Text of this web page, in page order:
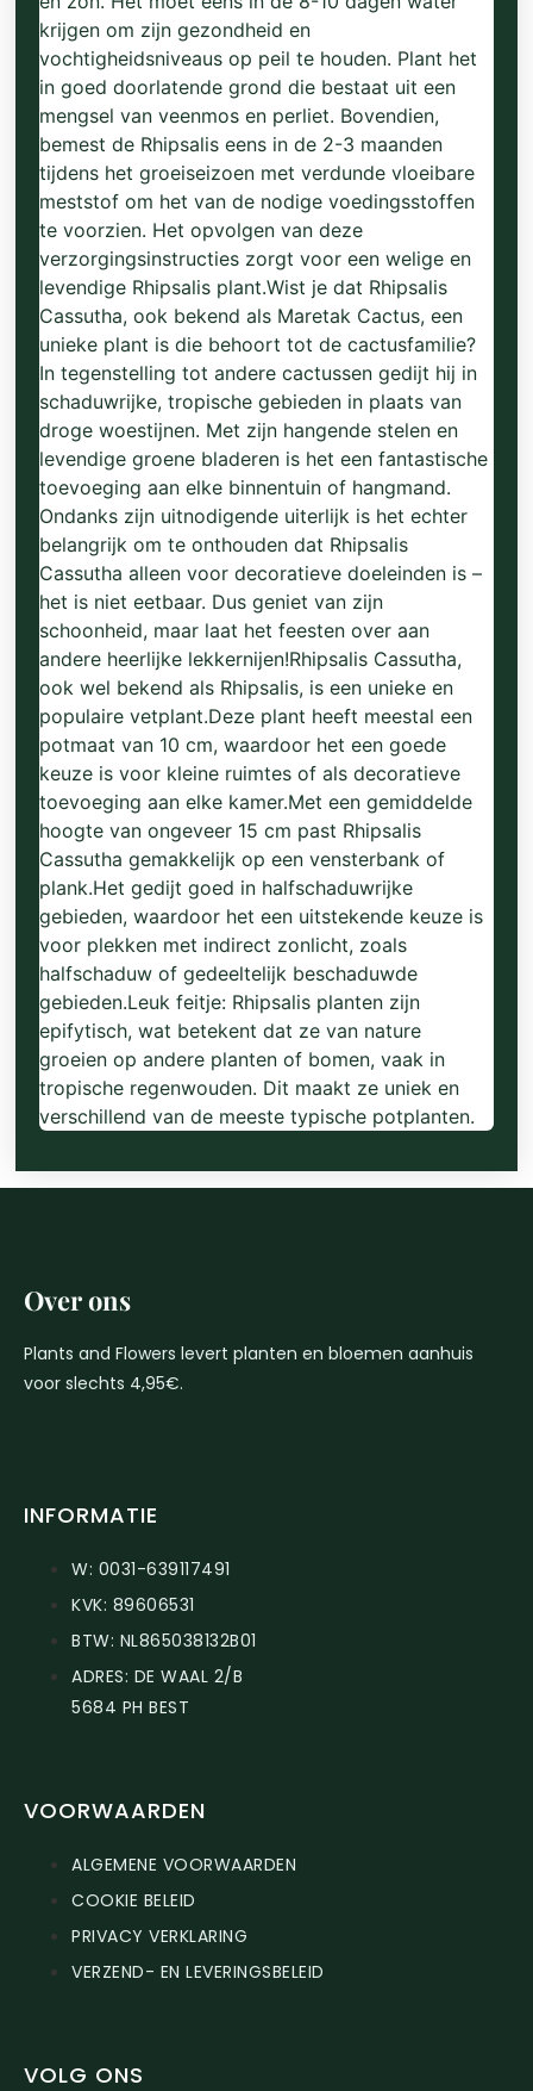
krijgen om zijn gezondheid en
vochtigheidsniveaus op peil te houden. Plant het
in goed doorlatende grond die bestaat uit een
mengsel van veenmos en perliet. Bovendien,
bemest de Rhipsalis eens in de 2-3 maanden
tijdens het groeiseizoen met verdunde vloeibare
meststof om het van de nodige voedingsstoffen
te voorzien. Het opvolgen van deze
verzorgingsinstructies zorgt voor een welige en
levendige Rhipsalis plant.Wist je dat Rhipsalis
Cassutha, ook bekend als Maretak Cactus, een
unieke plant is die behoort tot de cactusfamilie?
In tegenstelling tot andere cactussen gedijt hij in
schaduwrijke, tropische gebieden in plaats van
droge woestijnen. Met zijn hangende stelen en
levendige groene bladeren is het een fantastische
toevoeging aan elke binnentuin of hangmand.
Ondanks zijn uitnodigende uiterlijk is het echter
belangrijk om te onthouden dat Rhipsalis
Cassutha alleen voor decoratieve doeleinden is –
het is niet eetbaar. Dus geniet van zijn
schoonheid, maar laat het feesten over aan
andere heerlijke lekkernijen!Rhipsalis Cassutha,
ook wel bekend als Rhipsalis, is een unieke en
populaire vetplant.Deze plant heeft meestal een
potmaat van 10 cm, waardoor het een goede
keuze is voor kleine ruimtes of als decoratieve
toevoeging aan elke kamer.Met een gemiddelde
hoogte van ongeveer 15 cm past Rhipsalis
Cassutha gemakkelijk op een vensterbank of
plank.Het gedijt goed in halfschaduwrijke
gebieden, waardoor het een uitstekende keuze is
voor plekken met indirect zonlicht, zoals
halfschaduw of gedeeltelijk beschaduwde
gebieden.Leuk feitje: Rhipsalis planten zijn
epifytisch, wat betekent dat ze van nature
groeien op andere planten of bomen, vaak in
tropische regenwouden. Dit maakt ze uniek en
verschillend van de meeste typische potplanten.
Over ons
Plants and Flowers levert planten en bloemen aanhuis
voor slechts 4,95€.
INFORMATIE
W: 0031-639117491
KVK: 89606531
BTW: NL865038132B01
ADRES: DE WAAL 2/B
5684 PH BEST
VOORWAARDEN
ALGEMENE VOORWAARDEN
COOKIE BELEID
PRIVACY VERKLARING
VERZEND- EN LEVERINGSBELEID
VOLG ONS